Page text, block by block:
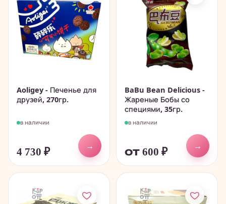
Aoligey - Печенье для
друзей, 270гр.
в наличии
4 730 ₽
→
BaBu Bean Delicious -
Жареные Бобы со
специями, 35гр.
в наличии
от 600 ₽
→